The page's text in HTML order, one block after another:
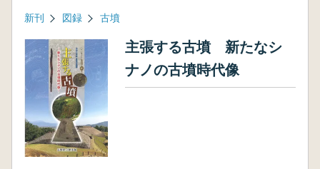
新刊 図録 古墳
主張する古墳 新たなシ
ナノの古墳時代像